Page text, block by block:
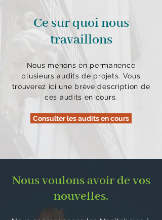
Ce sur quoi nous
travaillons
Nous menons en permanence
plusieurs audits de projets. Vous
trouverez ici une brève description de
ces audits en cours.
Consulter les audits en cours
Nous voulons avoir de vos
nouvelles.